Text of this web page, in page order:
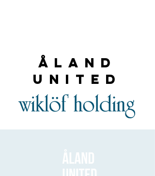
Åland
United